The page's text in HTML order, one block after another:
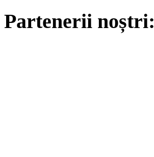
Partenerii noștri: